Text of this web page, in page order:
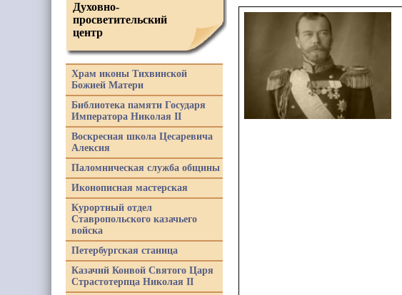
Духовно-
просветительский
центр
Храм иконы Тихвинской
Божией Матери
Библиотека памяти Государя
Императора Николая II
Воскресная школа Цесаревича
Алексия
Паломническая служба общины
Иконописная мастерская
Курортный отдел
Ставропольского казачьего
войска
Петербургская станица
Казачий Конвой Святого Царя
Страстотерпца Николая II